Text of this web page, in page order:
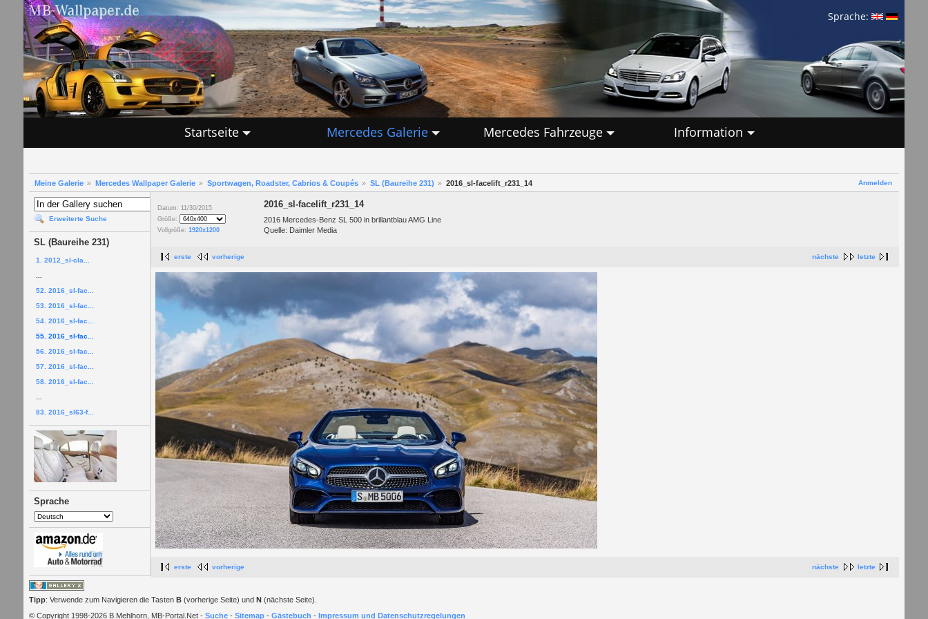
Sprache:
Startseite Mercedes Galerie Mercedes Fahrzeuge Information
Anmelden
Meine Galerie Mercedes Wallpaper Galerie Sportwagen, Roadster, Cabrios & Coupés SL (Baureihe 231) 2016_sl-facelift_r231_14
Erweiterte Suche
SL (Baureihe 231)
1. 2012_sl-cla...
52. 2016_sl-fac...
53. 2016_sl-fac...
54. 2016_sl-fac...
55. 2016_sl-fac...
56. 2016_sl-fac...
57. 2016_sl-fac...
58. 2016_sl-fac...
83. 2016_sl63-f...
Sprache
Datum: 11/30/2015
Größe:
Vollgröße: 1920x1200
2016_sl-facelift_r231_14
2016 Mercedes-Benz SL 500 in brillantblau AMG Line
Quelle: Daimler Media
nächste letzte
erste vorherige
nächste letzte
erste vorherige
Tipp: Verwende zum Navigieren die Tasten B(vorherige Seite) und N(nächste Seite).
© Copyright 1998-2026 B.Mehlhorn, MB-Portal.Net - Suche- Sitemap- Gästebuch - Impressum und Datenschutzregelungen